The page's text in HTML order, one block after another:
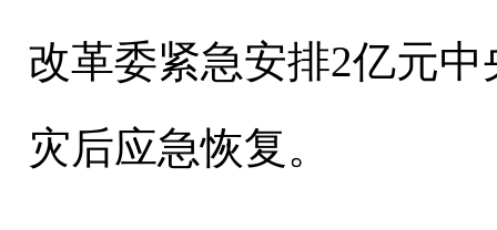
改革委紧急安排2亿元
灾后应急恢复。